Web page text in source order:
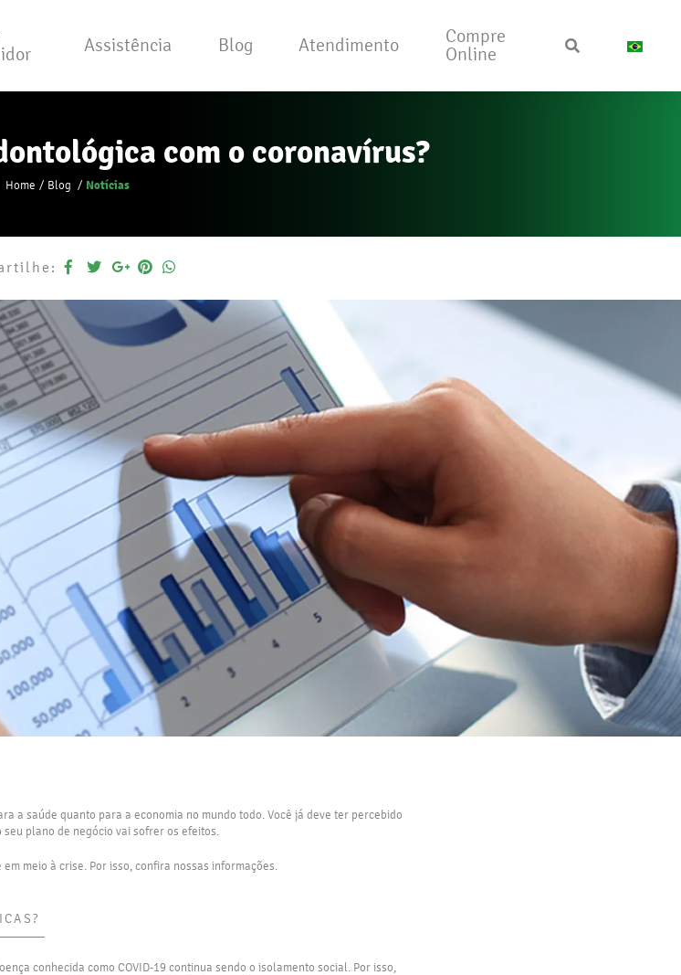
Assistência Blog Atendimento
Compre
Online
com o coronavírus?
Home Blog Notícias
a saúde quanto para a economia no mundo todo. Você já deve ter percebido
plano de negócio vai sofrer os efeitos.
meio à crise. Por isso, confira nossas informações.
conhecida como COVID-19 continua sendo o isolamento social. Por isso,